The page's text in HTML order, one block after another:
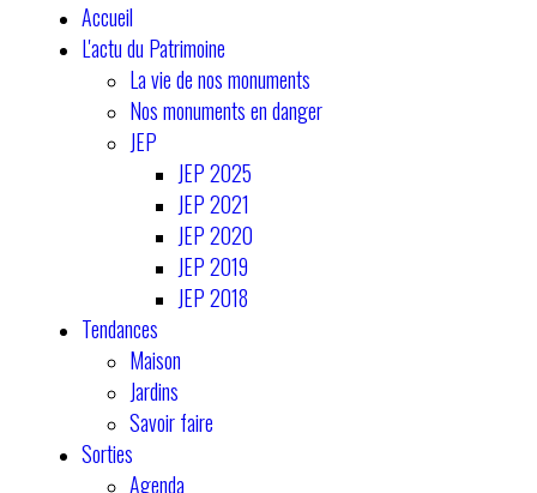
Accueil
L'actu du Patrimoine
La vie de nos monuments
Nos monuments en danger
JEP
JEP 2025
JEP 2021
JEP 2020
JEP 2019
JEP 2018
Tendances
Maison
Jardins
Savoir faire
Sorties
Agenda